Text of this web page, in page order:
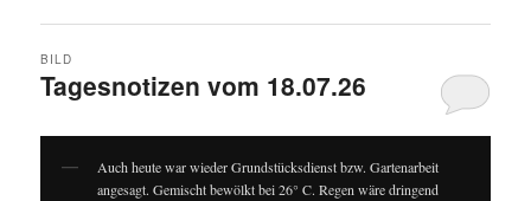
Tagesnotizen vom 18.07.26
BILD
Auch heute war wieder Grundstücksdienst bzw. Gartenarbeit
angesagt. Gemischt bewölkt bei 26° C. Regen wäre dringend